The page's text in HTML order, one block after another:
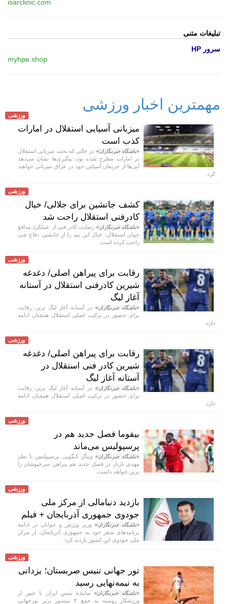
isarclinic.com
تبلیغات متنی
سرور HP
myhpe.shop
مهمترین اخبار ورزشی
ورزشی
میزبانی آسیایی استقلال در امارات
کذب است
«باشگاه خبرنگاران» در حالی که بحث میزبانی استقلال
در امارات مطرح شده بود، پیگیری‌ها نشان می‌دهد
آبی‌ها از حریفان آسیایی خود در عراق میزبانی خواهند
کرد.
ورزشی
کشف جانشین برای جلالی/ خیال
کادرفنی استقلال راحت شد
«باشگاه خبرنگاران» رضایت کادر فنی از عملکرد مدافع
جوان استقلال، خیال این تیم را از جانشین دفاع چپ
راحت کرده است.
ورزشی
رقابت برای پیراهن اصلی/ دغدغه
شیرین کادرفنی استقلال در آستانه
آغاز لیگ
«باشگاه خبرنگاران» در آستانه آغاز لیگ برتر، رقابت
برای حضور در ترکیب اصلی استقلال همچنان ادامه
دارد.
ورزشی
رقابت برای پیراهن اصلی/ دغدغه
شیرین کادر فنی استقلال در
آستانه آغاز لیگ
«باشگاه خبرنگاران» در آستانه آغاز لیگ برتر، رقابت
برای حضور در ترکیب اصلی استقلال همچنان ادامه
دارد.
ورزشی
بیفوما فصل جدید هم در
پرسپولیس می‌ماند
«باشگاه خبرنگاران» وینگر کنگویی پرسپولیس با نظر
مهدی تارتار در فصل جدید هم پیراهن سرخپوشان را
برتن خواهد داشت.
ورزشی
بازدید دنیامالی از مرکز ملی
جودوی جمهوری آذربایجان + فیلم
«باشگاه خبرنگاران» وزیر ورزش و جوانان در ادامه
برنامه‌های سفر خود به جمهوری آذربایجان، از مرکز
ملی جودوی این کشور بازدید کرد.
ورزشی
تور جهانی تنیس صربستان؛ یزدانی
به نیمه‌نهایی رسید
«باشگاه خبرنگاران»نماینده تنیس ایران با عبور از
ورزشکار روسیه به جمع ۴ تنیسور برتر تورجهانی